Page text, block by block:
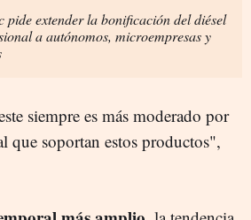
pide extender la bonificación del diésel
a autónomos, microempresas y
siempre es más moderado por
que soportan estos productos",